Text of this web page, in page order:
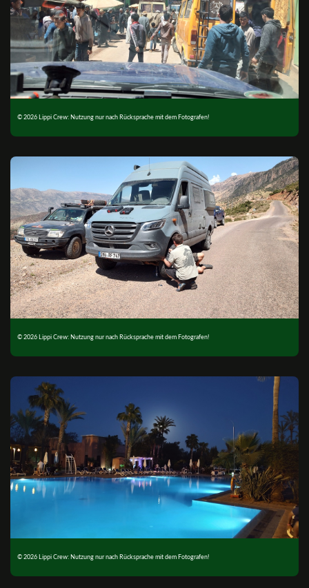
© 2026 Lippi Crew: Nutzung nur nach Rücksprache mit dem Fotografen!
© 2026 Lippi Crew: Nutzung nur nach Rücksprache mit dem Fotografen!
© 2026 Lippi Crew: Nutzung nur nach Rücksprache mit dem Fotografen!
© 2026 Lippi Crew: Nutzung nur nach Rücksprache mit dem Fotografen!